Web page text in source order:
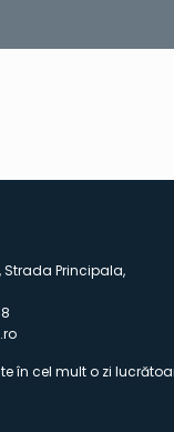
Strada Principala,
în cel mult o zi